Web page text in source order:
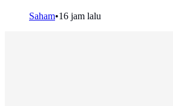
Saham•16 jam lalu